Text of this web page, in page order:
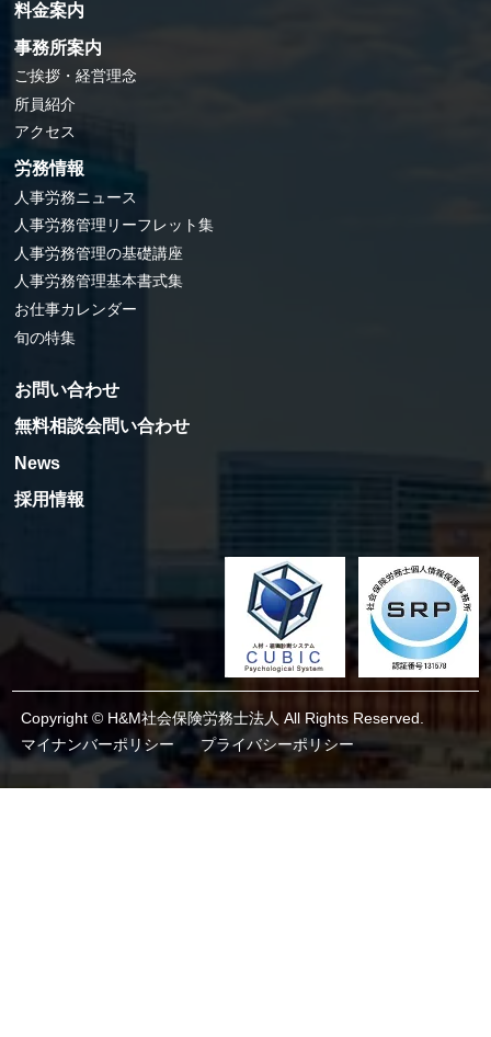
料金案内
事務所案内
ご挨拶・経営理念
所員紹介
アクセス
労務情報
人事労務ニュース
人事労務管理リーフレット集
人事労務管理の基礎講座
人事労務管理基本書式集
お仕事カレンダー
旬の特集
お問い合わせ
無料相談会問い合わせ
News
採用情報
Copyright © H&M社会保険労務士法人 All Rights Reserved.
マイナンバーポリシー
プライバシーポリシー